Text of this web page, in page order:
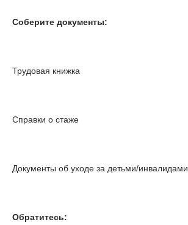
Соберите документы:
Трудовая книжка
Справки о стаже
Документы об уходе за детьми/инвалидами
Обратитесь: